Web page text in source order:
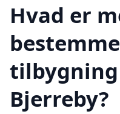
Hvad er
Bjerreby?